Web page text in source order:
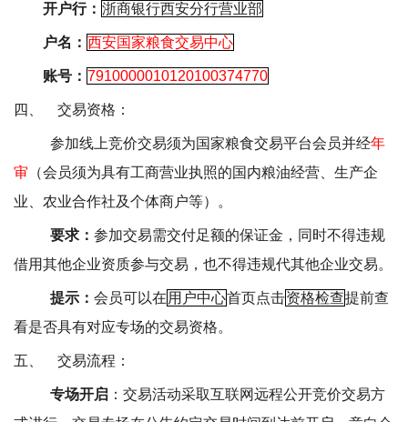
开户行： 浙商银行西安分行营业部
户名： 西安国家粮食交易中心
账号： 7910000010120100374770
四、 交易资格：
参加线上竞价交易须为国家粮食交易平台会员并经年
审 （会员须为具有工商营业执照的国内粮油经营、生产企
业、农业合作社及个体商户等）。
要求： 参加交易需交付足额的保证金，同时不得违规
借用其他企业资质参与交易，也不得违规代其他企业交易。
提示： 会员可以在 用户中心首页点击资格检查提前查
看是否具有对应专场的交易资格。
五、 交易流程：
专场开启 ：交易活动采取互联网远程公开竞价交易方